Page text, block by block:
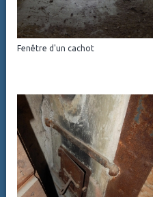
Fenêtre d'un cachot